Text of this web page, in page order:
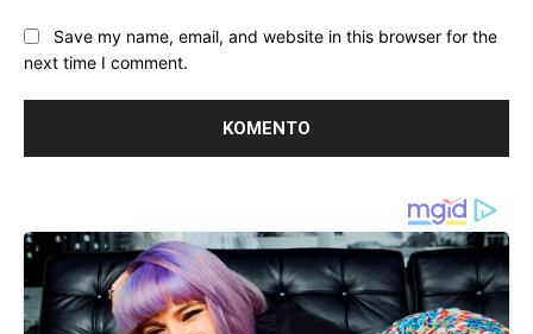
Save my name, email, and website in this browser for the
next time I comment.